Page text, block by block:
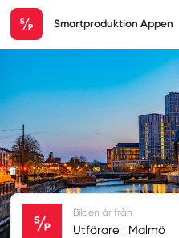
Smartproduktion Appen
Bilden är från
Utförare i Malmö